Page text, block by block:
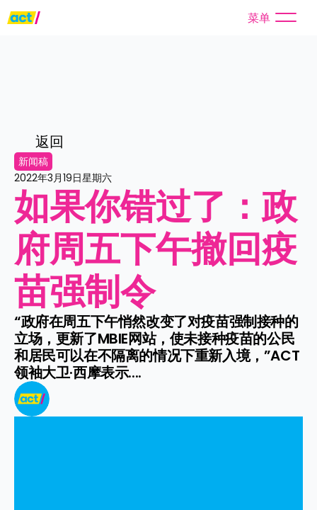
菜单
返回
新闻稿
2022年3月19日星期六
如果你错过了：政
府周五下午撤回疫
苗强制令
“政府在周五下午悄然改变了对疫苗强制接种的
立场，更新了MBIE网站，使未接种疫苗的公民
和居民可以在不隔离的情况下重新入境，”ACT
领袖大卫·西摩表示....